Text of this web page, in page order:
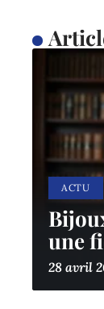
ACTU
une
28 avril